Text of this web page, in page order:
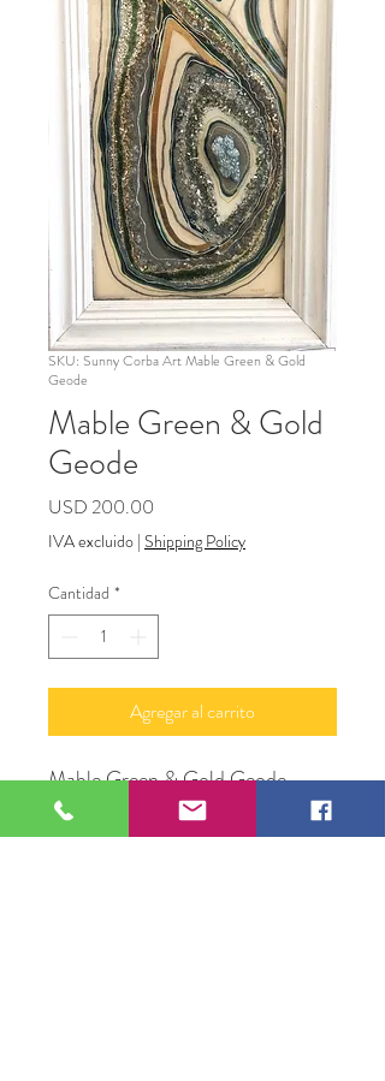
SKU: Sunny Corba Art Mable Green & Gold
Geode
Mable Green & Gold
Geode
USD 200.00
IVA excluido | Shipping Policy
Cantidad *
Agregar al carrito
Mable Green & Gold Geode-
Framed
20" X 24"